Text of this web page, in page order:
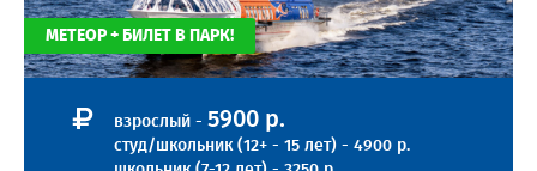
МЕТЕОР + БИЛЕТ В ПАРК!
взрослый - 5900 р.
студ/школьник (12+ - 15 лет) - 4900 р.